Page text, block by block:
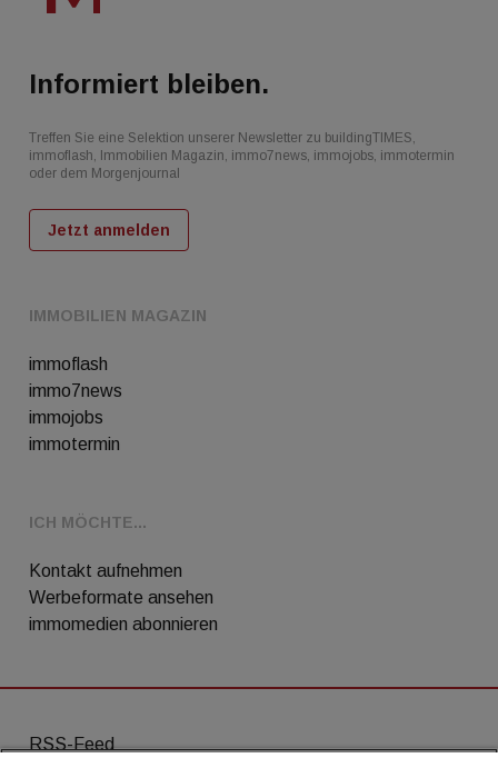
IMMOBILIEN MAGAZIN
immoflash
immo7news
immojobs
immotermin
ICH MÖCHTE...
Kontakt aufnehmen
Werbeformate ansehen
immomedien abonnieren
Informiert bleiben.
Treffen Sie eine Selektion unserer Newsletter zu buildingTIMES,
immoflash, Immobilien Magazin, immo7news, immojobs, immotermin
oder dem Morgenjournal
Jetzt anmelden
RSS-Feed